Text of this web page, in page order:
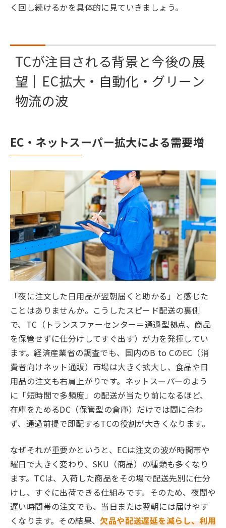
く回し続けるかを具体的に見ていきましょう。
TCが注目される背景と今後の展
望｜EC拡大・自動化・グリーン
物流の波
EC・ネットスーパー拡大による需要増
「夜に注文した日用品が翌朝届くと助かる」と感じた
ことはありませんか。こうしたスピード配送の裏側
で、TC（トランスファーセンター＝通過型拠点、商品
を保管せずに仕分けしてすぐ出す）が力を発揮してい
ます。経済産業省の調査でも、国内のB to CのEC（消
費者向けネット通販）市場は大きく拡大し、食品や日
用品の注文も右肩上がりです。ネットスーパーのよう
に「短時間で多頻度」の配送が当たり前になるほど、
在庫をためるDC（保管型の倉庫）だけでは間に合わ
ず、通過前提で即配するTCの役割が大きくなります。
なぜそれが重要かというと、ECは注文の波が時間帯や
曜日で大きく変わり、SKU（商品）の種類も多くなり
ます。TCは、入荷した商品をその場で配送先別に仕分
けし、すぐに出荷できる仕組みです。そのため、夜間や
遅い時間帯の注文でも、当日または翌朝には届けやす
くなります。その結果、欠品や配送遅延を減らし、利用